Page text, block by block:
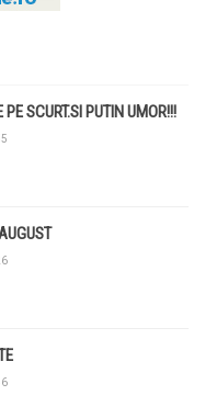
PE SCURT.SI PUTIN UMOR!!!